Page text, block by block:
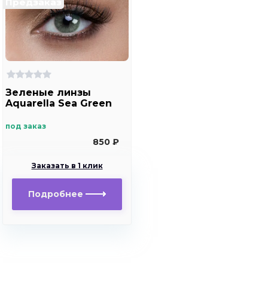
Зеленые линзы
Aquarella Sea Green
под заказ
850 ₽
Заказать в 1 клик
Подробнее